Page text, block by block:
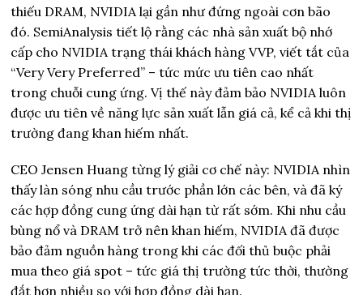
thiếu DRAM, NVIDIA lại gần như đứng ngoài cơn bão
đó. SemiAnalysis tiết lộ rằng các nhà sản xuất bộ nhớ
cấp cho NVIDIA trạng thái khách hàng VVP, viết tắt của
“Very Very Preferred” – tức mức ưu tiên cao nhất
trong chuỗi cung ứng. Vị thế này đảm bảo NVIDIA luôn
được ưu tiên về năng lực sản xuất lẫn giá cả, kể cả khi thị
trường đang khan hiếm nhất.
CEO Jensen Huang từng lý giải cơ chế này: NVIDIA nhìn
thấy làn sóng nhu cầu trước phần lớn các bên, và đã ký
các hợp đồng cung ứng dài hạn từ rất sớm. Khi nhu cầu
bùng nổ và DRAM trở nên khan hiếm, NVIDIA đã được
bảo đảm nguồn hàng trong khi các đối thủ buộc phải
mua theo giá spot – tức giá thị trường tức thời, thường
đắt hơn nhiều so với hợp đồng dài hạn.